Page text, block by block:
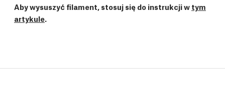
Aby wysuszyć filament, stosuj się do instrukcji w tym
artykule.